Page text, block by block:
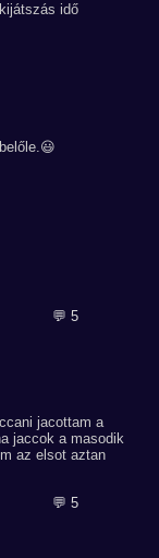
idő
💬 5
jacottam a
jaccok a masodik
az elsot aztan
💬 5